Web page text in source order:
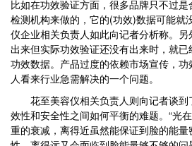
比如在功效验证方面，很多品牌只不过
检测机构来做的，它的(功效)数据可能就
仪企业相关负责人如此向记者分析称。
出来但实际功效验证还没有出来时，就
功效数据。产品过度的依赖市场宣传，
人看来行业急需解决的一个问题。
花至美容仪相关负责人则向记者谈到
效性和安全性之间如何平衡的难题。“光
重的衰减，离得近虽然能保证到脸的能